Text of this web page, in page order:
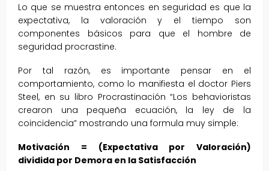
Lo que se muestra entonces en seguridad es que la
expectativa, la valoración y el tiempo son
componentes básicos para que el hombre de
seguridad procrastine.
Por tal razón, es importante pensar en el
comportamiento, como lo manifiesta el doctor Piers
Steel, en su libro Procrastinación “Los behavioristas
crearon una pequeña ecuación, la ley de la
coincidencia” mostrando una formula muy simple:
Motivación = (Expectativa por Valoración)
dividida por Demora en la Satisfacción